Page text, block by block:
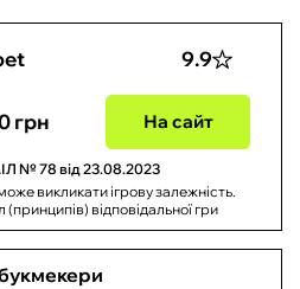
9.9
грн На сайт
№ 78 від 23.08.2023
викликати ігрову залежність.
відповідальної гри
букмекери